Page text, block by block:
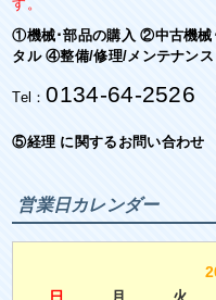
す。
①機械･部品の購入 ②中古機械
タル ④整備/修理/メンテナン
Tel：0134-64-2526
⑤経理 に関するお問い合わせ
営業日カレンダー